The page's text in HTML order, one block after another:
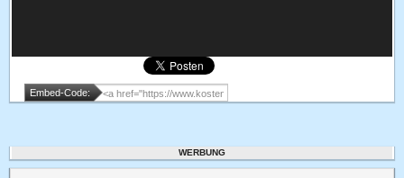
Embed-Code:
WERBUNG